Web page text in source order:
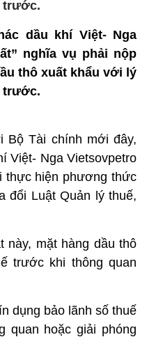
trước.
dầu khí Việt- Nga
nghĩa vụ phải nộp
thô xuất khẩu với lý
trước.
Bộ Tài chính mới đây,
Việt- Nga Vietsovpetro
thực hiện phương thức
đổi Luật Quản lý thuế,
này, mặt hàng dầu thô
trước khi thông quan
dụng bảo lãnh số thuế
quan hoặc giải phóng